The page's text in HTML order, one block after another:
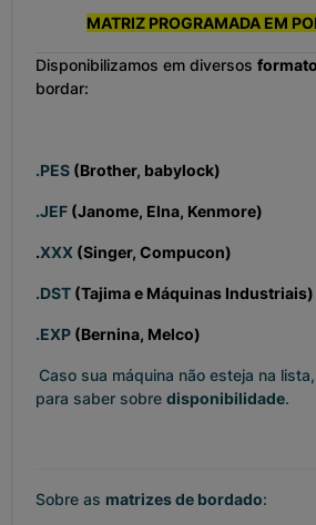
MATRIZ PROGRAMADA EM
Disponibilizamos em diversos
bordar:
.PES (Brother, babylock)
.JEF (Janome, Elna, Kenmore)
.XXX (Singer, Compucon)
.DST (Tajima e Máquinas Industriais)
.EXP (Bernina, Melco)
Caso sua máquina não esteja na
para saber sobre disponibilidade.
Sobre as matrizes de bordado: